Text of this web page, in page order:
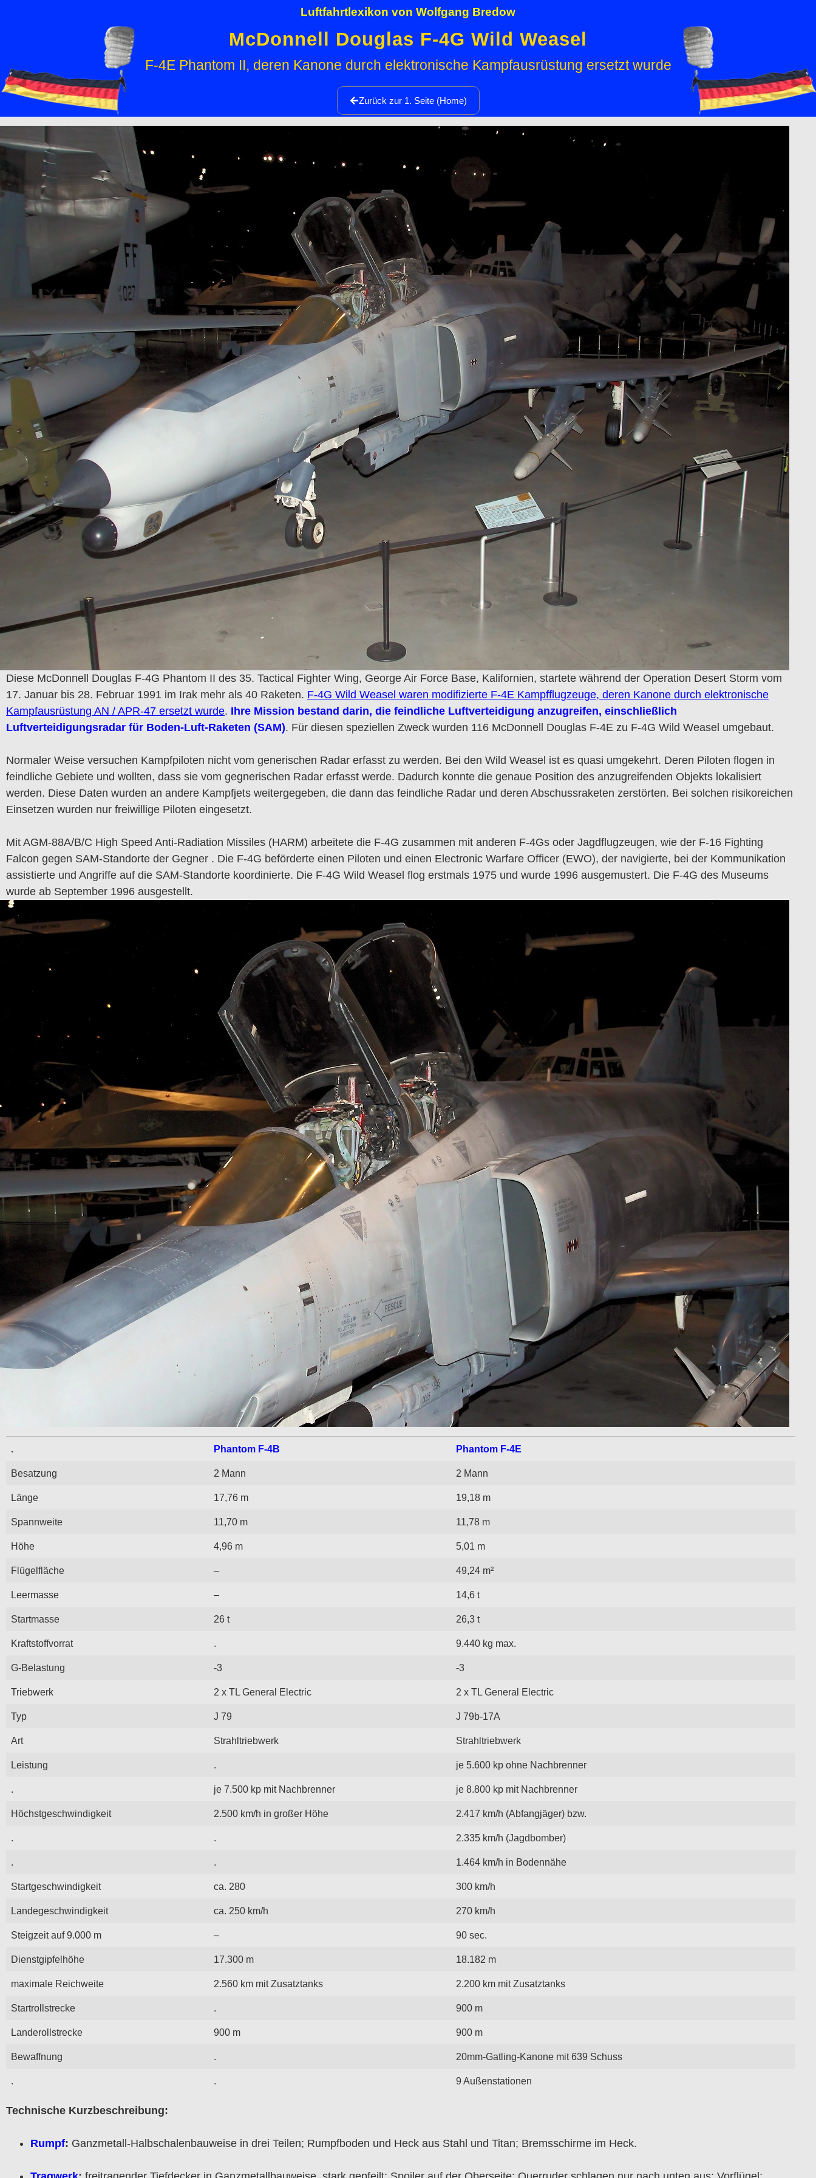
Luftfahrtlexikon von Wolfgang Bredow
McDonnell Douglas F-4G Wild Weasel
F-4E Phantom II, deren Kanone durch elektronische Kampfausrüstung ersetzt wurde
Zurück zur 1. Seite (Home)
Diese McDonnell Douglas F-4G Phantom II des 35. Tactical Fighter Wing, George Air Force Base, Kalifornien, startete während der Operation Desert Storm vom
17. Januar bis 28. Februar 1991 im Irak mehr als 40 Raketen. F-4G Wild Weasel waren modifizierte F-4E Kampfflugzeuge, deren Kanone durch elektronische
Kampfausrüstung AN / APR-47 ersetzt wurde. Ihre Mission bestand darin, die feindliche Luftverteidigung anzugreifen, einschließlich
Luftverteidigungsradar für Boden-Luft-Raketen (SAM). Für diesen speziellen Zweck wurden 116 McDonnell Douglas F-4E zu F-4G Wild Weasel umgebaut.
Normaler Weise versuchen Kampfpiloten nicht vom generischen Radar erfasst zu werden. Bei den Wild Weasel ist es quasi umgekehrt. Deren Piloten flogen in
feindliche Gebiete und wollten, dass sie vom gegnerischen Radar erfasst werde. Dadurch konnte die genaue Position des anzugreifenden Objekts lokalisiert
werden. Diese Daten wurden an andere Kampfjets weitergegeben, die dann das feindliche Radar und deren Abschussraketen zerstörten. Bei solchen risikoreichen
Einsetzen wurden nur freiwillige Piloten eingesetzt.
Mit AGM-88A/B/C High Speed ​​Anti-Radiation Missiles (HARM) arbeitete die F-4G zusammen mit anderen F-4Gs oder Jagdflugzeugen, wie der F-16 Fighting
Falcon gegen SAM-Standorte der Gegner . Die F-4G beförderte einen Piloten und einen Electronic Warfare Officer (EWO), der navigierte, bei der Kommunikation
assistierte und Angriffe auf die SAM-Standorte koordinierte. Die F-4G Wild Weasel flog erstmals 1975 und wurde 1996 ausgemustert. Die F-4G des Museums
wurde ab September 1996 ausgestellt.
. Phantom F-4B Phantom F-4E
Besatzung 2 Mann 2 Mann
Länge 17,76 m 19,18 m
Spannweite 11,70 m 11,78 m
Höhe 4,96 m 5,01 m
Flügelfläche – 49,24 m²
Leermasse – 14,6 t
Startmasse 26 t 26,3 t
Kraftstoffvorrat . 9.440 kg max.
G-Belastung -3 -3
Triebwerk 2 x TL General Electric 2 x TL General Electric
Typ J 79 J 79b-17A
Art Strahltriebwerk Strahltriebwerk
Leistung . je 5.600 kp ohne Nachbrenner
. je 7.500 kp mit Nachbrenner je 8.800 kp mit Nachbrenner
Höchstgeschwindigkeit 2.500 km/h in großer Höhe 2.417 km/h (Abfangjäger) bzw.
. . 2.335 km/h (Jagdbomber)
. . 1.464 km/h in Bodennähe
Startgeschwindigkeit ca. 280 300 km/h
Landegeschwindigkeit ca. 250 km/h 270 km/h
Steigzeit auf 9.000 m – 90 sec.
Dienstgipfelhöhe 17.300 m 18.182 m
maximale Reichweite 2.560 km mit Zusatztanks 2.200 km mit Zusatztanks
Startrollstrecke . 900 m
Landerollstrecke 900 m 900 m
Bewaffnung . 20mm-Gatling-Kanone mit 639 Schuss
. . 9 Außenstationen
Technische Kurzbeschreibung:
Rumpf: Ganzmetall-Halbschalenbauweise in drei Teilen; Rumpfboden und Heck aus Stahl und Titan; Bremsschirme im Heck.